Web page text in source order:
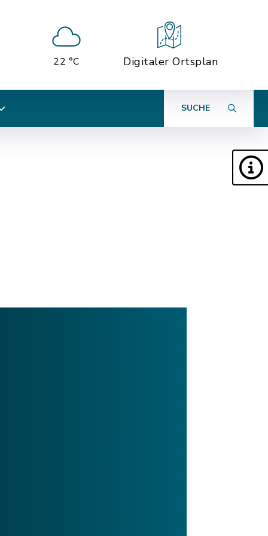
22 °C Digitaler Ortsplan
SUCHE